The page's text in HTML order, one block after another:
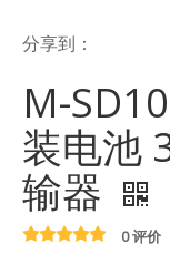
分享到：
M-
装电池
输器
0 评价